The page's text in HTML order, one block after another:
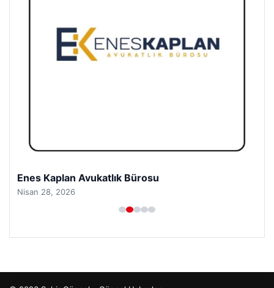
Enes Kaplan Avukatlık Bürosu
Nisan 28, 2026